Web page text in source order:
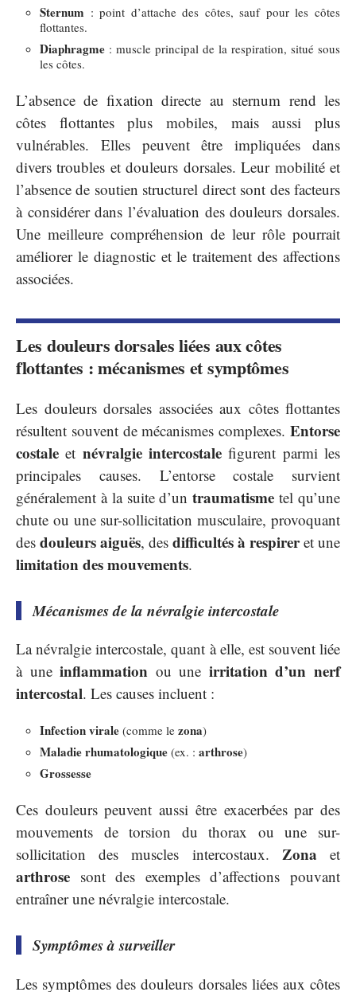
Sternum : point d’attache des côtes, sauf pour les côtes
flottantes.
Diaphragme : muscle principal de la respiration, situé sous
les côtes.
L’absence de fixation directe au sternum rend les
côtes flottantes plus mobiles, mais aussi plus
vulnérables. Elles peuvent être impliquées dans
divers troubles et douleurs dorsales. Leur mobilité et
l’absence de soutien structurel direct sont des facteurs
à considérer dans l’évaluation des douleurs dorsales.
Une meilleure compréhension de leur rôle pourrait
améliorer le diagnostic et le traitement des affections
associées.
Les douleurs dorsales liées aux côtes
flottantes : mécanismes et symptômes
Les douleurs dorsales associées aux côtes flottantes
résultent souvent de mécanismes complexes. Entorse
costale et névralgie intercostale figurent parmi les
principales causes. L’entorse costale survient
généralement à la suite d’untraumatisme tel qu’une
chute ou une sur-sollicitation musculaire, provoquant
des douleurs aiguës, des difficultés à respireret une
limitation des mouvements.
Mécanismes de la névralgie intercostale
La névralgie intercostale, quant à elle, est souvent liée
à uneinflammation ou une irritation d’un nerf
intercostal. Les causes incluent :
Infection virale (comme le zona)
Maladie rhumatologique (ex. : arthrose)
Grossesse
Ces douleurs peuvent aussi être exacerbées par des
mouvements de torsion du thorax ou une sur-
sollicitation des muscles intercostaux. Zona et
arthrose sont des exemples d’affections pouvant
entraîner une névralgie intercostale.
Symptômes à surveiller
Les symptômes des douleurs dorsales liées aux côtes